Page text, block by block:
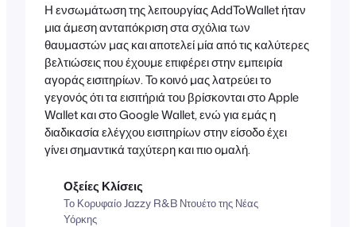
Η ενσωμάτωση της λειτουργίας AddToWallet ήταν
μια άμεση ανταπόκριση στα σχόλια των
θαυμαστών μας και αποτελεί μία από τις καλύτερες
βελτιώσεις που έχουμε επιφέρει στην εμπειρία
αγοράς εισιτηρίων. Το κοινό μας λατρεύει το
γεγονός ότι τα εισιτήριά του βρίσκονται στο Apple
Wallet και στο Google Wallet, ενώ για εμάς η
διαδικασία ελέγχου εισιτηρίων στην είσοδο έχει
γίνει σημαντικά ταχύτερη και πιο ομαλή.
Οξείες Κλίσεις
Το Κορυφαίο Jazzy R&B Ντουέτο της Νέας
Υόρκης